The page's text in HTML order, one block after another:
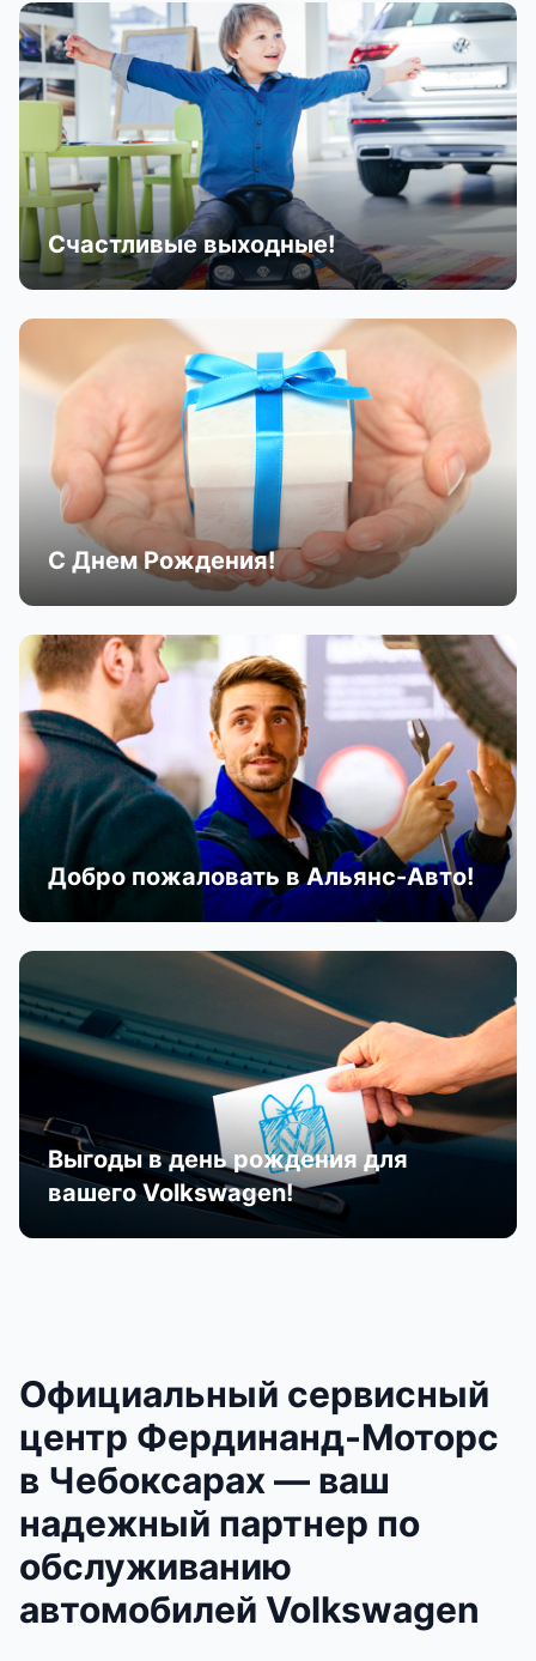
Счастливые выходные!
С Днем Рождения!
Добро пожаловать в Альянс-Авто!
Выгоды в день рождения для
вашего Volkswagen!
Официальный сервисный
центр Фердинанд-Моторс
в Чебоксарах — ваш
надежный партнер по
обслуживанию
автомобилей Volkswagen